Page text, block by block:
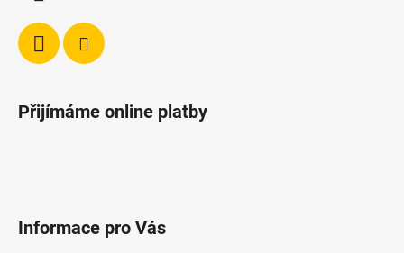
Přijímáme online platby
Informace pro Vás